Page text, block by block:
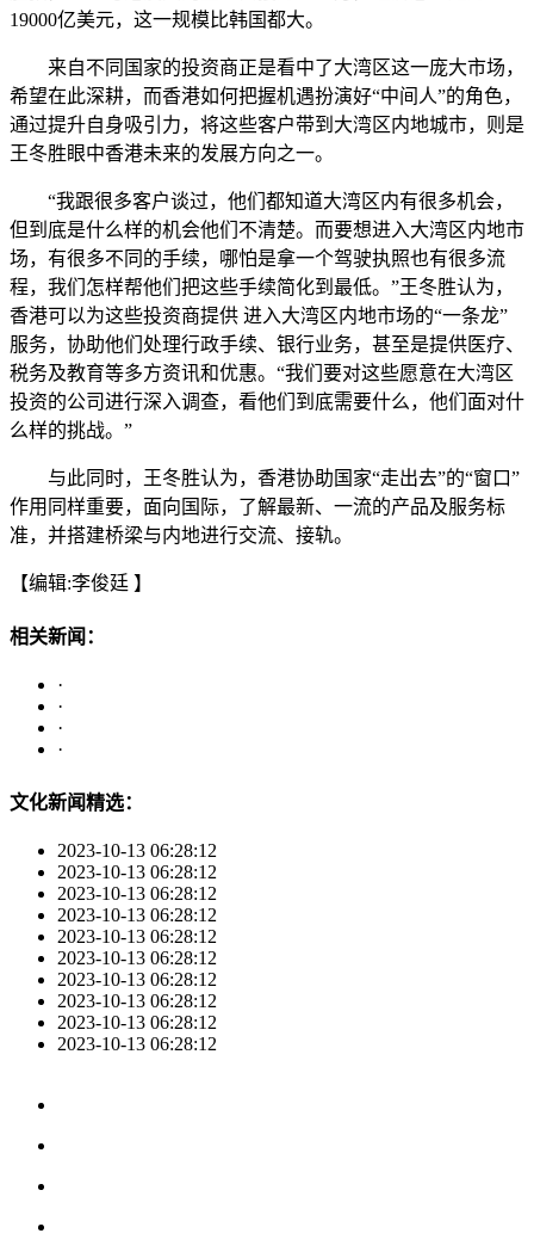
19000亿美元，这一规模比韩国都大。
来自不同国家的投资商正是看中了大湾区这一庞大市场，
希望在此深耕，而香港如何把握机遇扮演好“中间人”的角色，
通过提升自身吸引力，将这些客户带到大湾区内地城市，则是
王冬胜眼中香港未来的发展方向之一。
“我跟很多客户谈过，他们都知道大湾区内有很多机会，
但到底是什么样的机会他们不清楚。而要想进入大湾区内地市
场，有很多不同的手续，哪怕是拿一个驾驶执照也有很多流
程，我们怎样帮他们把这些手续简化到最低。”王冬胜认为，
香港可以为这些投资商提供 进入大湾区内地市场的“一条龙”
服务，协助他们处理行政手续、银行业务，甚至是提供医疗、
税务及教育等多方资讯和优惠。“我们要对这些愿意在大湾区
投资的公司进行深入调查，看他们到底需要什么，他们面对什
么样的挑战。”
与此同时，王冬胜认为，香港协助国家“走出去”的“窗口”
作用同样重要，面向国际，了解最新、一流的产品及服务标
准，并搭建桥梁与内地进行交流、接轨。
【编辑:李俊廷 】
相关新闻：
·
·
·
·
文化新闻精选：
2023-10-13 06:28:12
2023-10-13 06:28:12
2023-10-13 06:28:12
2023-10-13 06:28:12
2023-10-13 06:28:12
2023-10-13 06:28:12
2023-10-13 06:28:12
2023-10-13 06:28:12
2023-10-13 06:28:12
2023-10-13 06:28:12